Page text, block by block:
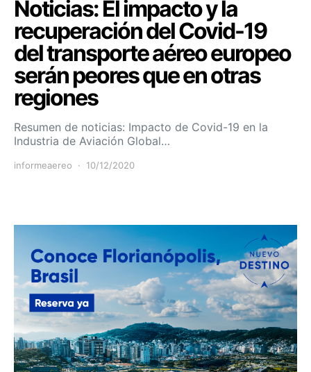
Noticias: El impacto y la
recuperación del Covid-19
del transporte aéreo europeo
serán peores que en otras
regiones
Resumen de noticias: Impacto de Covid-19 en la
Industria de Aviación Global…
informeaereo 10/12/2020